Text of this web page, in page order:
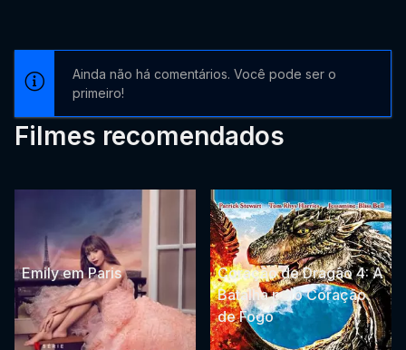
Ainda não há comentários. Você pode ser o
primeiro!
Filmes recomendados
Emily em Paris
Coração de Dragão 4: A
Batalha pelo Coração
de Fogo